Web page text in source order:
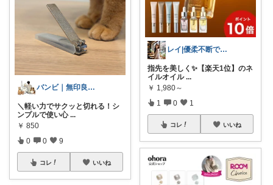
バンビ｜無印良品とペットの暮らし
＼軽い力でサクッと切れる！シ
ンプルで使い心 ...
￥ 850
0 0 9
コレ いいね
レイ|優柔不断で選べない🥲
指先を美しく✨【楽天1位】のネ
イルオイル...
￥ 1,980～
1 0 1
コレ いいね